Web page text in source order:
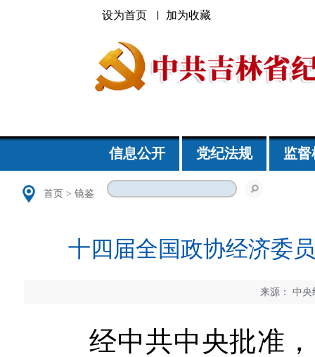
设为首页 加为收藏
信息公开 党纪法规 监
首页 > 镜鉴
十四届全国政协经济委
来源： 中央
经中共中央批准，